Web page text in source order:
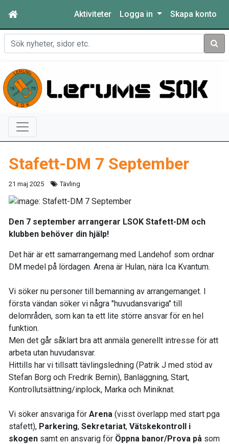
Aktiviteter Logga in Skapa konto
Sök
Stafett-DM 7 September
21 maj 2025 Tävling
Den 7 september arrangerar LSOK Stafett-DM och
klubben behöver din hjälp!
Det här är ett samarrangemang med Landehof som ordnar
DM medel på lördagen. Arena är Hulan, nära Ica Kvantum.
Vi söker nu personer till bemanning av arrangemanget. I
första vändan söker vi några "huvudansvariga" till
delområden, som kan ta ett lite större ansvar för en hel
funktion.
Men det går såklart bra att anmäla generellt intresse för att
arbeta utan huvudansvar.
Hittills har vi tillsatt tävlingsledning (Patrik J med stöd av
Stefan Borg och Fredrik Bernin), Banläggning, Start,
Kontrollutsättning/inplock, Marka och Miniknat.
Vi söker ansvariga för Arena (visst överlapp med start pga
stafett), Parkering, Sekretariat, Vätskekontroll i
skogen samt en ansvarig för Öppna banor/Prova på som